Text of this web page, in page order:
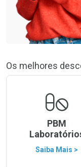
Os melhores
PBM
Saiba Mais >